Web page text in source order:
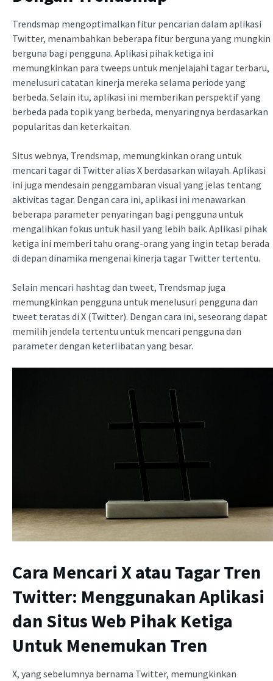
Trendsmap mengoptimalkan fitur pencarian dalam aplikasi
Twitter, menambahkan beberapa fitur berguna yang mungkin
berguna bagi pengguna. Aplikasi pihak ketiga ini
memungkinkan para tweeps untuk menjelajahi tagar terbaru,
menelusuri catatan kinerja mereka selama periode yang
berbeda. Selain itu, aplikasi ini memberikan perspektif yang
berbeda pada topik yang berbeda, menyaringnya berdasarkan
popularitas dan keterkaitan.
Situs webnya, Trendsmap, memungkinkan orang untuk
mencari tagar di Twitter alias X berdasarkan wilayah. Aplikasi
ini juga mendesain penggambaran visual yang jelas tentang
aktivitas tagar. Dengan cara ini, aplikasi ini menawarkan
beberapa parameter penyaringan bagi pengguna untuk
mengalihkan fokus untuk hasil yang lebih baik. Aplikasi pihak
ketiga ini memberi tahu orang-orang yang ingin tetap berada
di depan dinamika mengenai kinerja tagar Twitter tertentu.
Selain mencari hashtag dan tweet, Trendsmap juga
memungkinkan pengguna untuk menelusuri pengguna dan
tweet teratas di X (Twitter). Dengan cara ini, seseorang dapat
memilih jendela tertentu untuk mencari pengguna dan
parameter dengan keterlibatan yang besar.
Cara Mencari X atau Tagar Tren
Twitter: Menggunakan Aplikasi
dan Situs Web Pihak Ketiga
Untuk Menemukan Tren
X, yang sebelumnya bernama Twitter, memungkinkan